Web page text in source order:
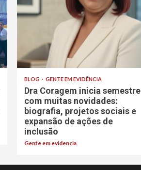
BLOG GENTE EM EVIDÊNCIA
Dra Coragem inicia semestre
com muitas novidades:
biografia, projetos sociais e
expansão de ações de
inclusão
Gente em evidencia